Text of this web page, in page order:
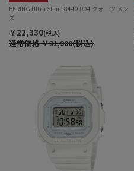
BERING Ultra Slim 18440-004 クォーツ メン
ズ
￥22,330(税込)
通常価格￥31,900(税込)